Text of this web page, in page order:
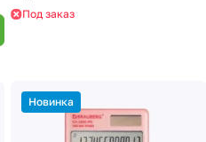
Под заказ
Новинка